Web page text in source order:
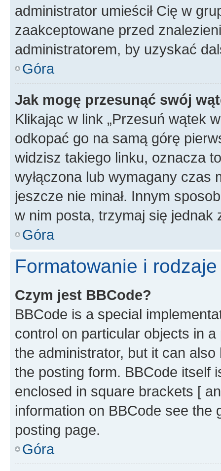
administrator umieścił Cię w
zaakceptowane przed
administratorem, by uzyskać
Góra
Jak mogę przesunąć swój
Klikając w link „Przesuń wątek
odkopać go na samą górę
widzisz takiego linku, oznacza
wyłączona lub wymagany czas
jeszcze nie minał. Innym
w nim posta, trzymaj się jednak
Góra
Formatowanie i
Czym jest BBCode?
BBCode is a special
control on particular objects in
the administrator, but it can
the posting form. BBCode itself
enclosed in square brackets [
information on BBCode see
posting page.
Góra